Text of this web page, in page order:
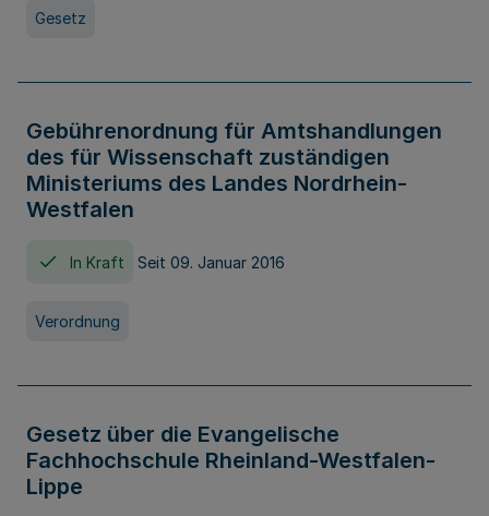
Gesetz
Gebührenordnung für Amtshandlungen
des für Wissenschaft zuständigen
Ministeriums des Landes Nordrhein-
Westfalen
In Kraft Seit 09. Januar 2016
Verordnung
Gesetz über die Evangelische
Fachhochschule Rheinland-Westfalen-
Lippe